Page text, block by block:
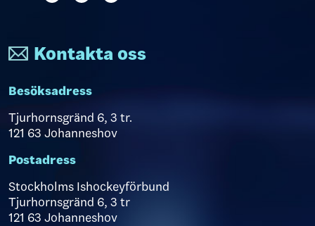
Kontakta oss
Besöksadress
Tjurhornsgränd 6, 3 tr.
121 63 Johanneshov
Postadress
Stockholms Ishockeyförbund
Tjurhornsgränd 6, 3 tr
121 63 Johanneshov